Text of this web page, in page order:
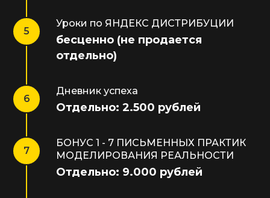
Уроки по ЯНДЕКС ДИСТРИБУЦИИ
бесценно (не продается
отдельно)
Дневник успеха
Отдельно: 2.500 рублей
БОНУС 1 - 7 ПИСЬМЕННЫХ ПРАКТИК
МОДЕЛИРОВАНИЯ РЕАЛЬНОСТИ
Отдельно: 9.000 рублей